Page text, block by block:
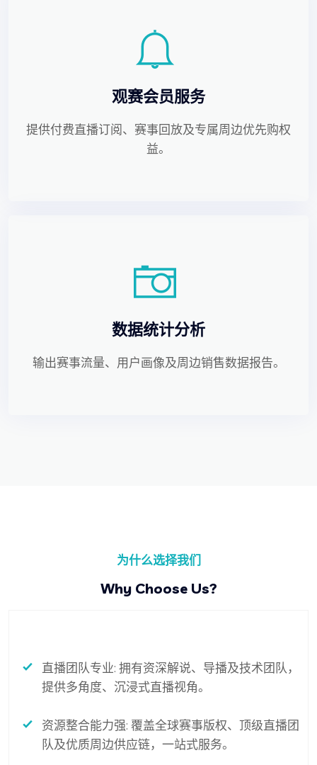
观赛会员服务
提供付费直播订阅、赛事回放及专属周边优先购权
益。
数据统计分析
输出赛事流量、用户画像及周边销售数据报告。
为什么选择我们
Why Choose Us?
直播团队专业: 拥有资深解说、导播及技术团队，
提供多角度、沉浸式直播视角。
资源整合能力强: 覆盖全球赛事版权、顶级直播团
队及优质周边供应链，一站式服务。